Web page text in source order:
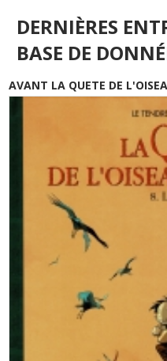
DERNIÈRES
BASE DE
AVANT LA QUETE DE